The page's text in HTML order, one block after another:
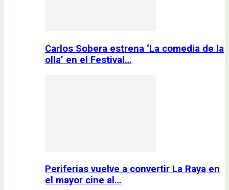
Carlos Sobera estrena ‘La comedia de la
olla’ en el Festival…
Periferias vuelve a convertir La Raya en
el mayor cine al…